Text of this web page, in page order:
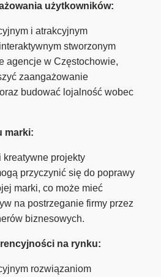
użytkowników:
i atrakcyjnym
stworzonym
agencje w Częstochowie,
zaangażowanie
budować lojalność wobec
marki:
kreatywne projekty
przyczynić się do poprawy
marki, co może mieć
na postrzeganie firmy przez
biznesowych.
na rynku:
rozwiązaniom